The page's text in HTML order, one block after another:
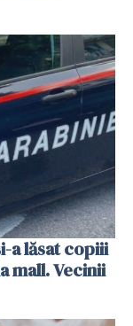
a lăsat copiii
mall. Vecinii